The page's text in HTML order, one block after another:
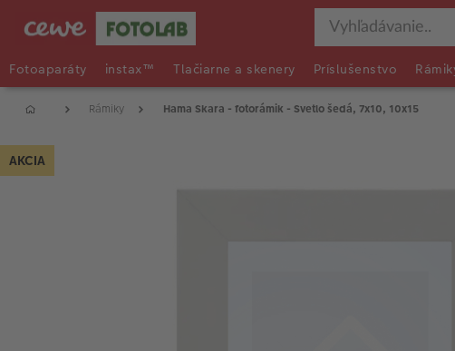
Fotoaparáty instax™ Tlačiarne a skenery Príslušenstvo
Rámiky Hama Skara - fotorámik - Svetlo šedá, 7x10, 10x15
AKCIA